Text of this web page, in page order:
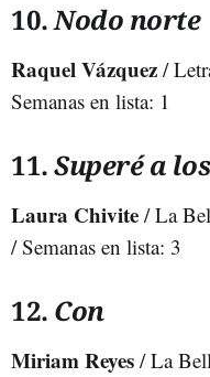
10.Nodo norte
Raquel Vázquez /
Semanas en lista: 1
11.Superé a
Laura Chivite / La
/ Semanas en lista: 3
12. Con
Miriam Reyes / La